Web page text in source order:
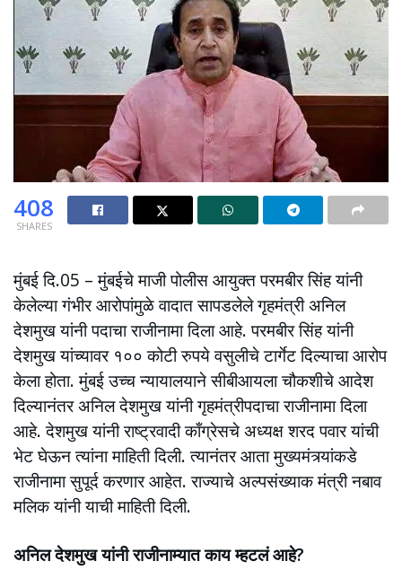
408
SHARES
मुंबई दि.05 – मुंबईचे माजी पोलीस आयुक्त परमबीर सिंह यांनी
केलेल्या गंभीर आरोपांमुळे वादात सापडलेले गृहमंत्री अनिल
देशमुख यांनी पदाचा राजीनामा दिला आहे. परमबीर सिंह यांनी
देशमुख यांच्यावर १०० कोटी रुपये वसुलीचे टार्गेट दिल्याचा आरोप
केला होता. मुंबई उच्च न्यायालयाने सीबीआयला चौकशीचे आदेश
दिल्यानंतर अनिल देशमुख यांनी गृहमंत्रीपदाचा राजीनामा दिला
आहे. देशमुख यांनी राष्ट्रवादी काँग्रेसचे अध्यक्ष शरद पवार यांची
भेट घेऊन त्यांना माहिती दिली. त्यानंतर आता मुख्यमंत्र्यांकडे
राजीनामा सुपूर्द करणार आहेत. राज्याचे अल्पसंख्याक मंत्री नबाव
मलिक यांनी याची माहिती दिली.
अनिल देशमुख यांनी राजीनाम्यात काय म्हटलं आहे?